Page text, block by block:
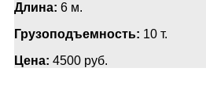
Длина: 6 м.
Грузоподъемность: 10 т.
Цена: 4500 руб.